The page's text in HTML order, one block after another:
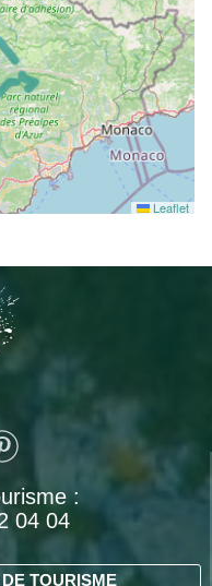
Leaflet
:
04 04
TOURISME